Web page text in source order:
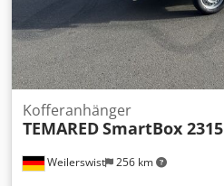
Weilerswist 256 km
Kofferanhänger
TEMAREDSmartBox 2315